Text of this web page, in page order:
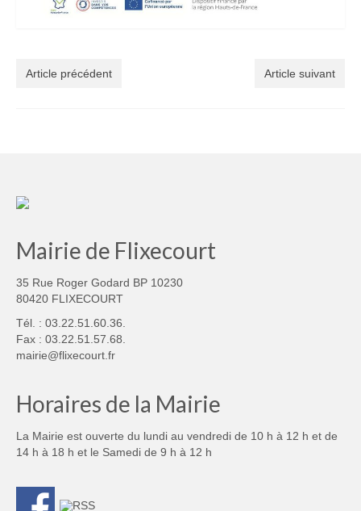
Article précédent Article suivant
Mairie de Flixecourt
35 Rue Roger Godard BP 10230
80420 FLIXECOURT
Tél. : 03.22.51.60.36.
Fax : 03.22.51.57.68.
mairie@flixecourt.fr
Horaires de la Mairie
La Mairie est ouverte du lundi au vendredi de 10 h à 12 h et de
14 h à 18 h et le Samedi de 9 h à 12 h